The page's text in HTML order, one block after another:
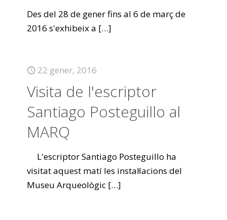
Des del 28 de gener fins al 6 de març de
2016 s'exhibeix a […]
22 gener, 2016
Visita de l'escriptor
Santiago Posteguillo al
MARQ
L'escriptor Santiago Posteguillo ha
visitat aquest matí les instal·lacions del
Museu Arqueològic […]